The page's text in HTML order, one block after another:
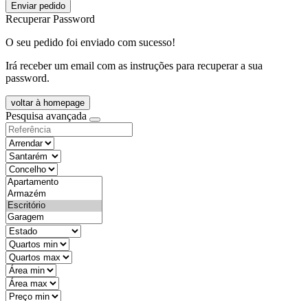
Enviar pedido
Recuperar Password
O seu pedido foi enviado com sucesso!
Irá receber um email com as instruções para recuperar a sua
password.
voltar à homepage
Pesquisa avançada
objective
districtId
countyId
types
state
mintypo
maxtypo
minarea
maxarea
minprice